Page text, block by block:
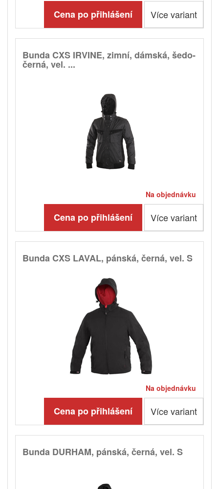
Cena po přihlášení Více variant
Bunda CXS IRVINE, zimní, dámská, šedo-
černá, vel. ...
Na objednávku
Cena po přihlášení Více variant
Bunda CXS LAVAL, pánská, černá, vel. S
Na objednávku
Cena po přihlášení Více variant
Bunda DURHAM, pánská, černá, vel. S